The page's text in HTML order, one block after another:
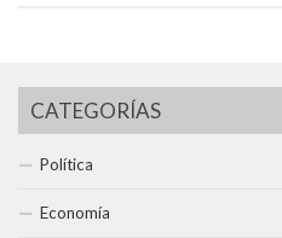
CATEGORÍAS
Política
Economía